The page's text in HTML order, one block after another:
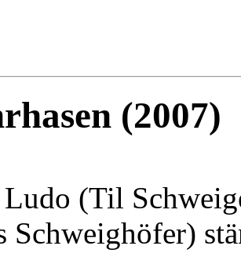
(2007)
(Til
Schweighöfer)